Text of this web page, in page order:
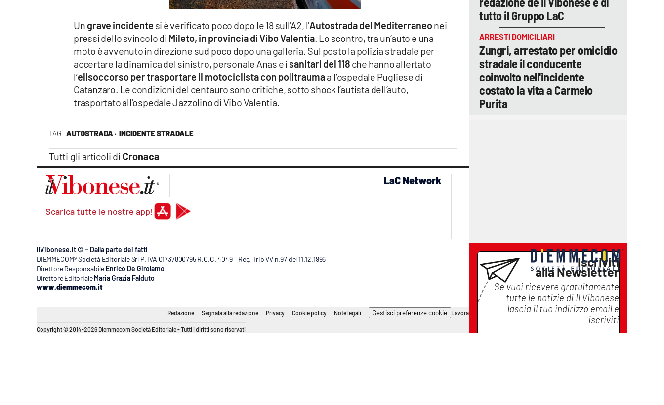
TAG AUTOSTRADA · INCIDENTE STRADALE
Tutti gli articoli di Cronaca
Un grave incidente si è verificato poco dopo le 18 sull’A2, l’Autostrada del Mediterraneonei
pressi dello svincolo di Mileto, in provincia di Vibo Valentia. Lo scontro, tra un’auto e una
moto è avvenuto in direzione sud poco dopo una galleria. Sul posto la polizia stradale per
accertare la dinamica del sinistro, personale Anas e i sanitari del 118 che hanno allertato
l’elisoccorso per trasportare il motociclista con politraumaall’ospedale Pugliese di
Catanzaro. Le condizioni del centauro sono critiche, sotto shock l’autista dell’auto,
trasportato all’ospedale Jazzolino di Vibo Valentia.
tutto il Gruppo LaC
ARRESTI DOMICILIARI
Zungri, arrestato per omicidio
stradale il conducente
coinvolto nell'incidente
costato la vita a Carmelo
Purita
Iscriviti
alla Newsletter
Se vuoi ricevere gratuitamente
tutte le notizie di Il Vibonese
lascia il tuo indirizzo email e
iscriviti
Scarica tutte le nostre app!
LaC Network
ilVibonese.it © – Dalla parte dei fatti
DIEMMECOM® Società Editoriale Srl P. IVA 01737800795 R.O.C. 4049 – Reg. Trib VV n.97 del 11.12.1996
Direttore Responsabile Enrico De Girolamo
Direttore Editoriale Maria Grazia Falduto
www.diemmecom.it
Redazione Segnala alla redazione Privacy Cookie policy Note legali Gestisci preferenze cookie Lavora con noi
Copyright © 2014-2026 Diemmecom Società Editoriale - Tutti i diritti sono riservati